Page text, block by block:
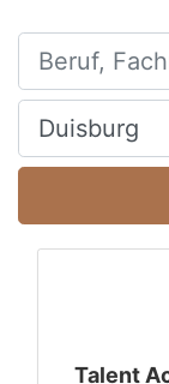
Beruf,
Ort, Stadt
Talent